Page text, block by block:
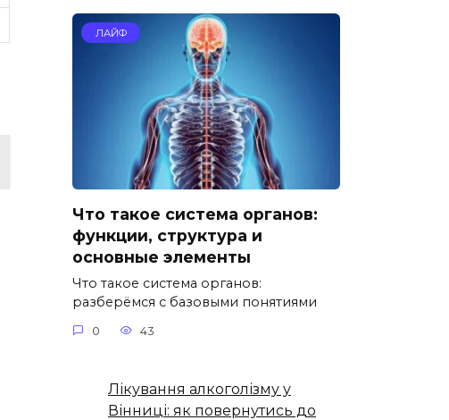
ЛАЙФ
Что такое система органов:
функции, структура и
основные элементы
Что такое система органов:
разберёмся с базовыми понятиями
0 43
Лікування алкоголізму у
Вінниці: як повернутись до